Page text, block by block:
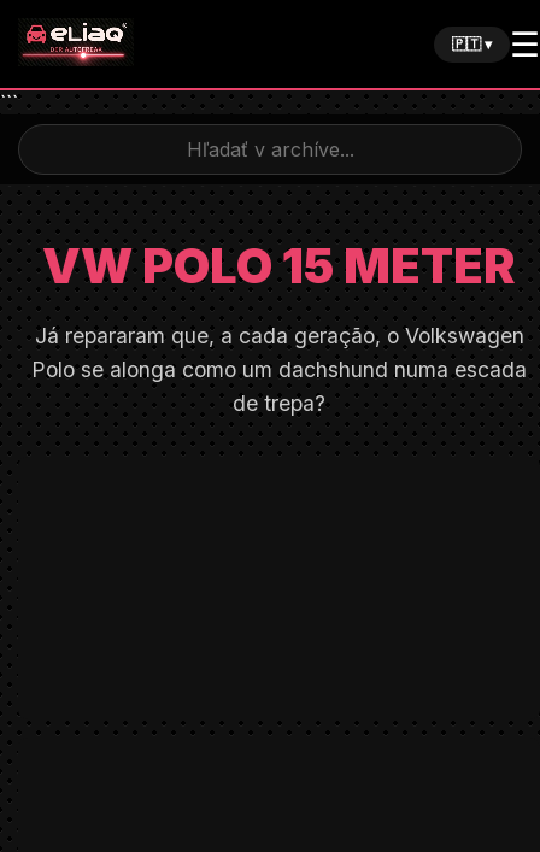
```
🇵🇹 ▾ ☰
VW POLO 15 METER
Já repararam que, a cada geração, o Volkswagen
Polo se alonga como um dachshund numa escada
de trepa?